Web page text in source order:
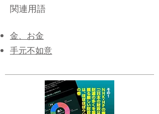
関連用語
金、お金
​手元不如意